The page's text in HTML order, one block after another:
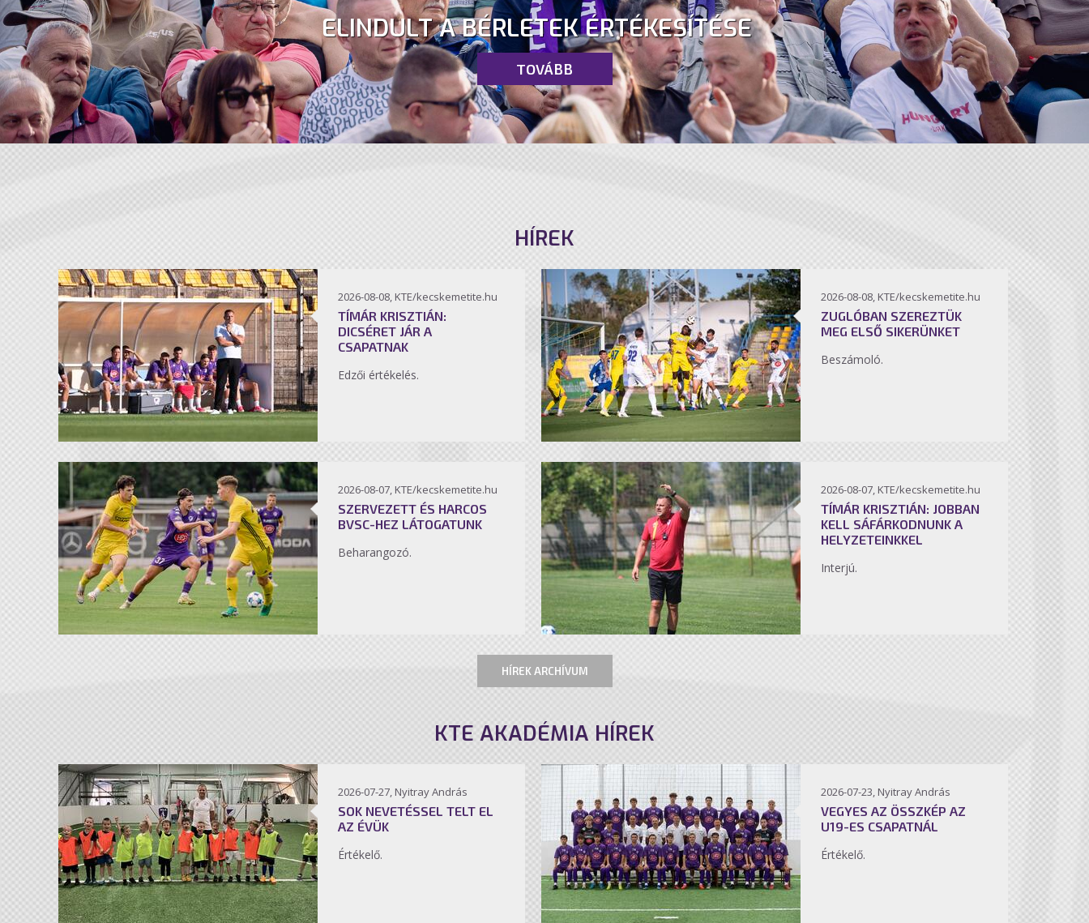
ELINDULT A BÉRLETEK ÉRTÉKESÍTÉSE
TOVÁBB
HÍREK
2026-08-08, KTE/kecskemetite.hu
TÍMÁR KRISZTIÁN:
DICSÉRET JÁR A
CSAPATNAK
Edzői értékelés.
2026-08-08, KTE/kecskemetite.hu
ZUGLÓBAN SZEREZTÜK
MEG ELSŐ SIKERÜNKET
Beszámoló.
2026-08-07, KTE/kecskemetite.hu
SZERVEZETT ÉS HARCOS
BVSC-HEZ LÁTOGATUNK
Beharangozó.
2026-08-07, KTE/kecskemetite.hu
TÍMÁR KRISZTIÁN: JOBBAN
KELL SÁFÁRKODNUNK A
HELYZETEINKKEL
Interjú.
HÍREK ARCHÍVUM
KTE AKADÉMIA HÍREK
2026-07-27, Nyitray András
SOK NEVETÉSSEL TELT EL
AZ ÉVÜK
Értékelő.
2026-07-23, Nyitray András
VEGYES AZ ÖSSZKÉP AZ
U19-ES CSAPATNÁL
Értékelő.